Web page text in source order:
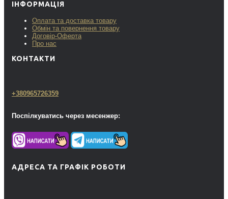
ІНФОРМАЦІЯ
Оплата та доставка товару
Обмін та повернення товару
Договір-Оферта
Про нас
КОНТАКТИ
+380965726359
Поспілкуватись через месенжер:
АДРЕСА ТА ГРАФІК РОБОТИ